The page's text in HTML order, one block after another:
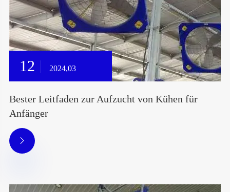
12 2024,03
Bester Leitfaden zur Aufzucht von Kühen für
Anfänger
